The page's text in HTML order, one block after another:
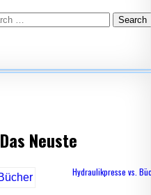
Das Neuste
Hydraulikpresse vs.